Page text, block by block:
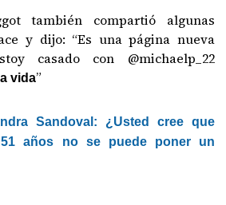
también compartió algunas
y dijo: “Es una página nueva
casado con @michaelp_22
vida”
Sandoval: ¿Usted cree que
años no se puede poner un